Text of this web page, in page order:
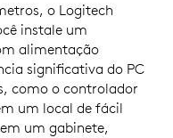
o Logitech
instale um
alimentação
significativa do PC
como o controlador
um local de fácil
um gabinete,